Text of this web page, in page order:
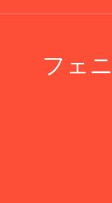
フェ